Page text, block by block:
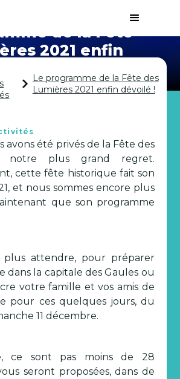
de la Fête
2021 enfin
Le programme de la Fête des
Lumières 2021 enfin dévoilé !
avons été privés de la Fête des
notre plus grand regret.
cette fête historique fait son
et nous sommes encore plus
que son programme
plus attendre, pour préparer
dans la capitale des Gaules ou
votre famille et vos amis de
pour ces quelques jours, du
11 décembre.
ce sont pas moins de 28
seront proposées, dans de